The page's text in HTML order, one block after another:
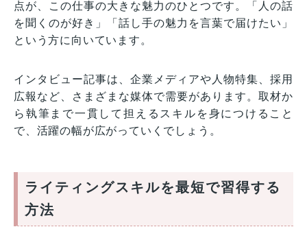
点が、この仕事の大きな魅力のひとつです。「人の話
を聞くのが好き」「話し手の魅力を言葉で届けたい」
という方に向いています。
インタビュー記事は、企業メディアや人物特集、採用
広報など、さまざまな媒体で需要があります。取材か
ら執筆まで一貫して担えるスキルを身につけること
で、活躍の幅が広がっていくでしょう。
ライティングスキルを最短で習得する
方法